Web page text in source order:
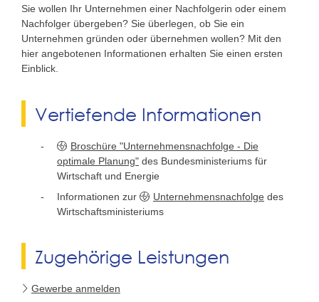
Sie wollen Ihr Unternehmen einer Nachfolgerin oder einem
Nachfolger übergeben? Sie überlegen, ob Sie ein
Unternehmen gründen oder übernehmen wollen? Mit den
hier angebotenen Informationen erhalten Sie einen ersten
Einblick.
Vertiefende Informationen
Broschüre "Unternehmensnachfolge - Die
optimale Planung" des Bundesministeriums für
Wirtschaft und Energie
Informationen zur
Unternehmensnachfolge des
Wirtschaftsministeriums
Zugehörige Leistungen
Gewerbe anmelden